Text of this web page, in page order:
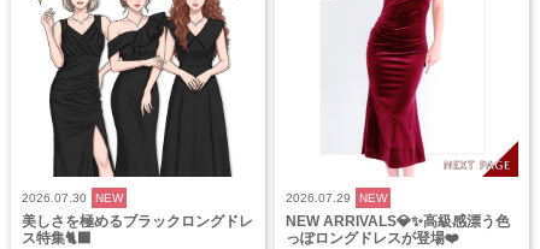
2026.07.30 NEW
美しさを極めるブラックロングドレ
ス特集🐈‍⬛
2026.07.29 NEW
NEW ARRIVALS💎✨高級感漂う色
っぽロングドレスが登場❤️